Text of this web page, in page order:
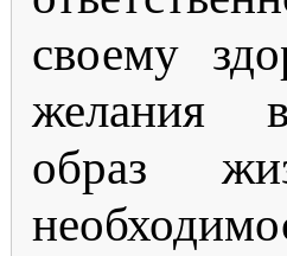
своему
желания
образ